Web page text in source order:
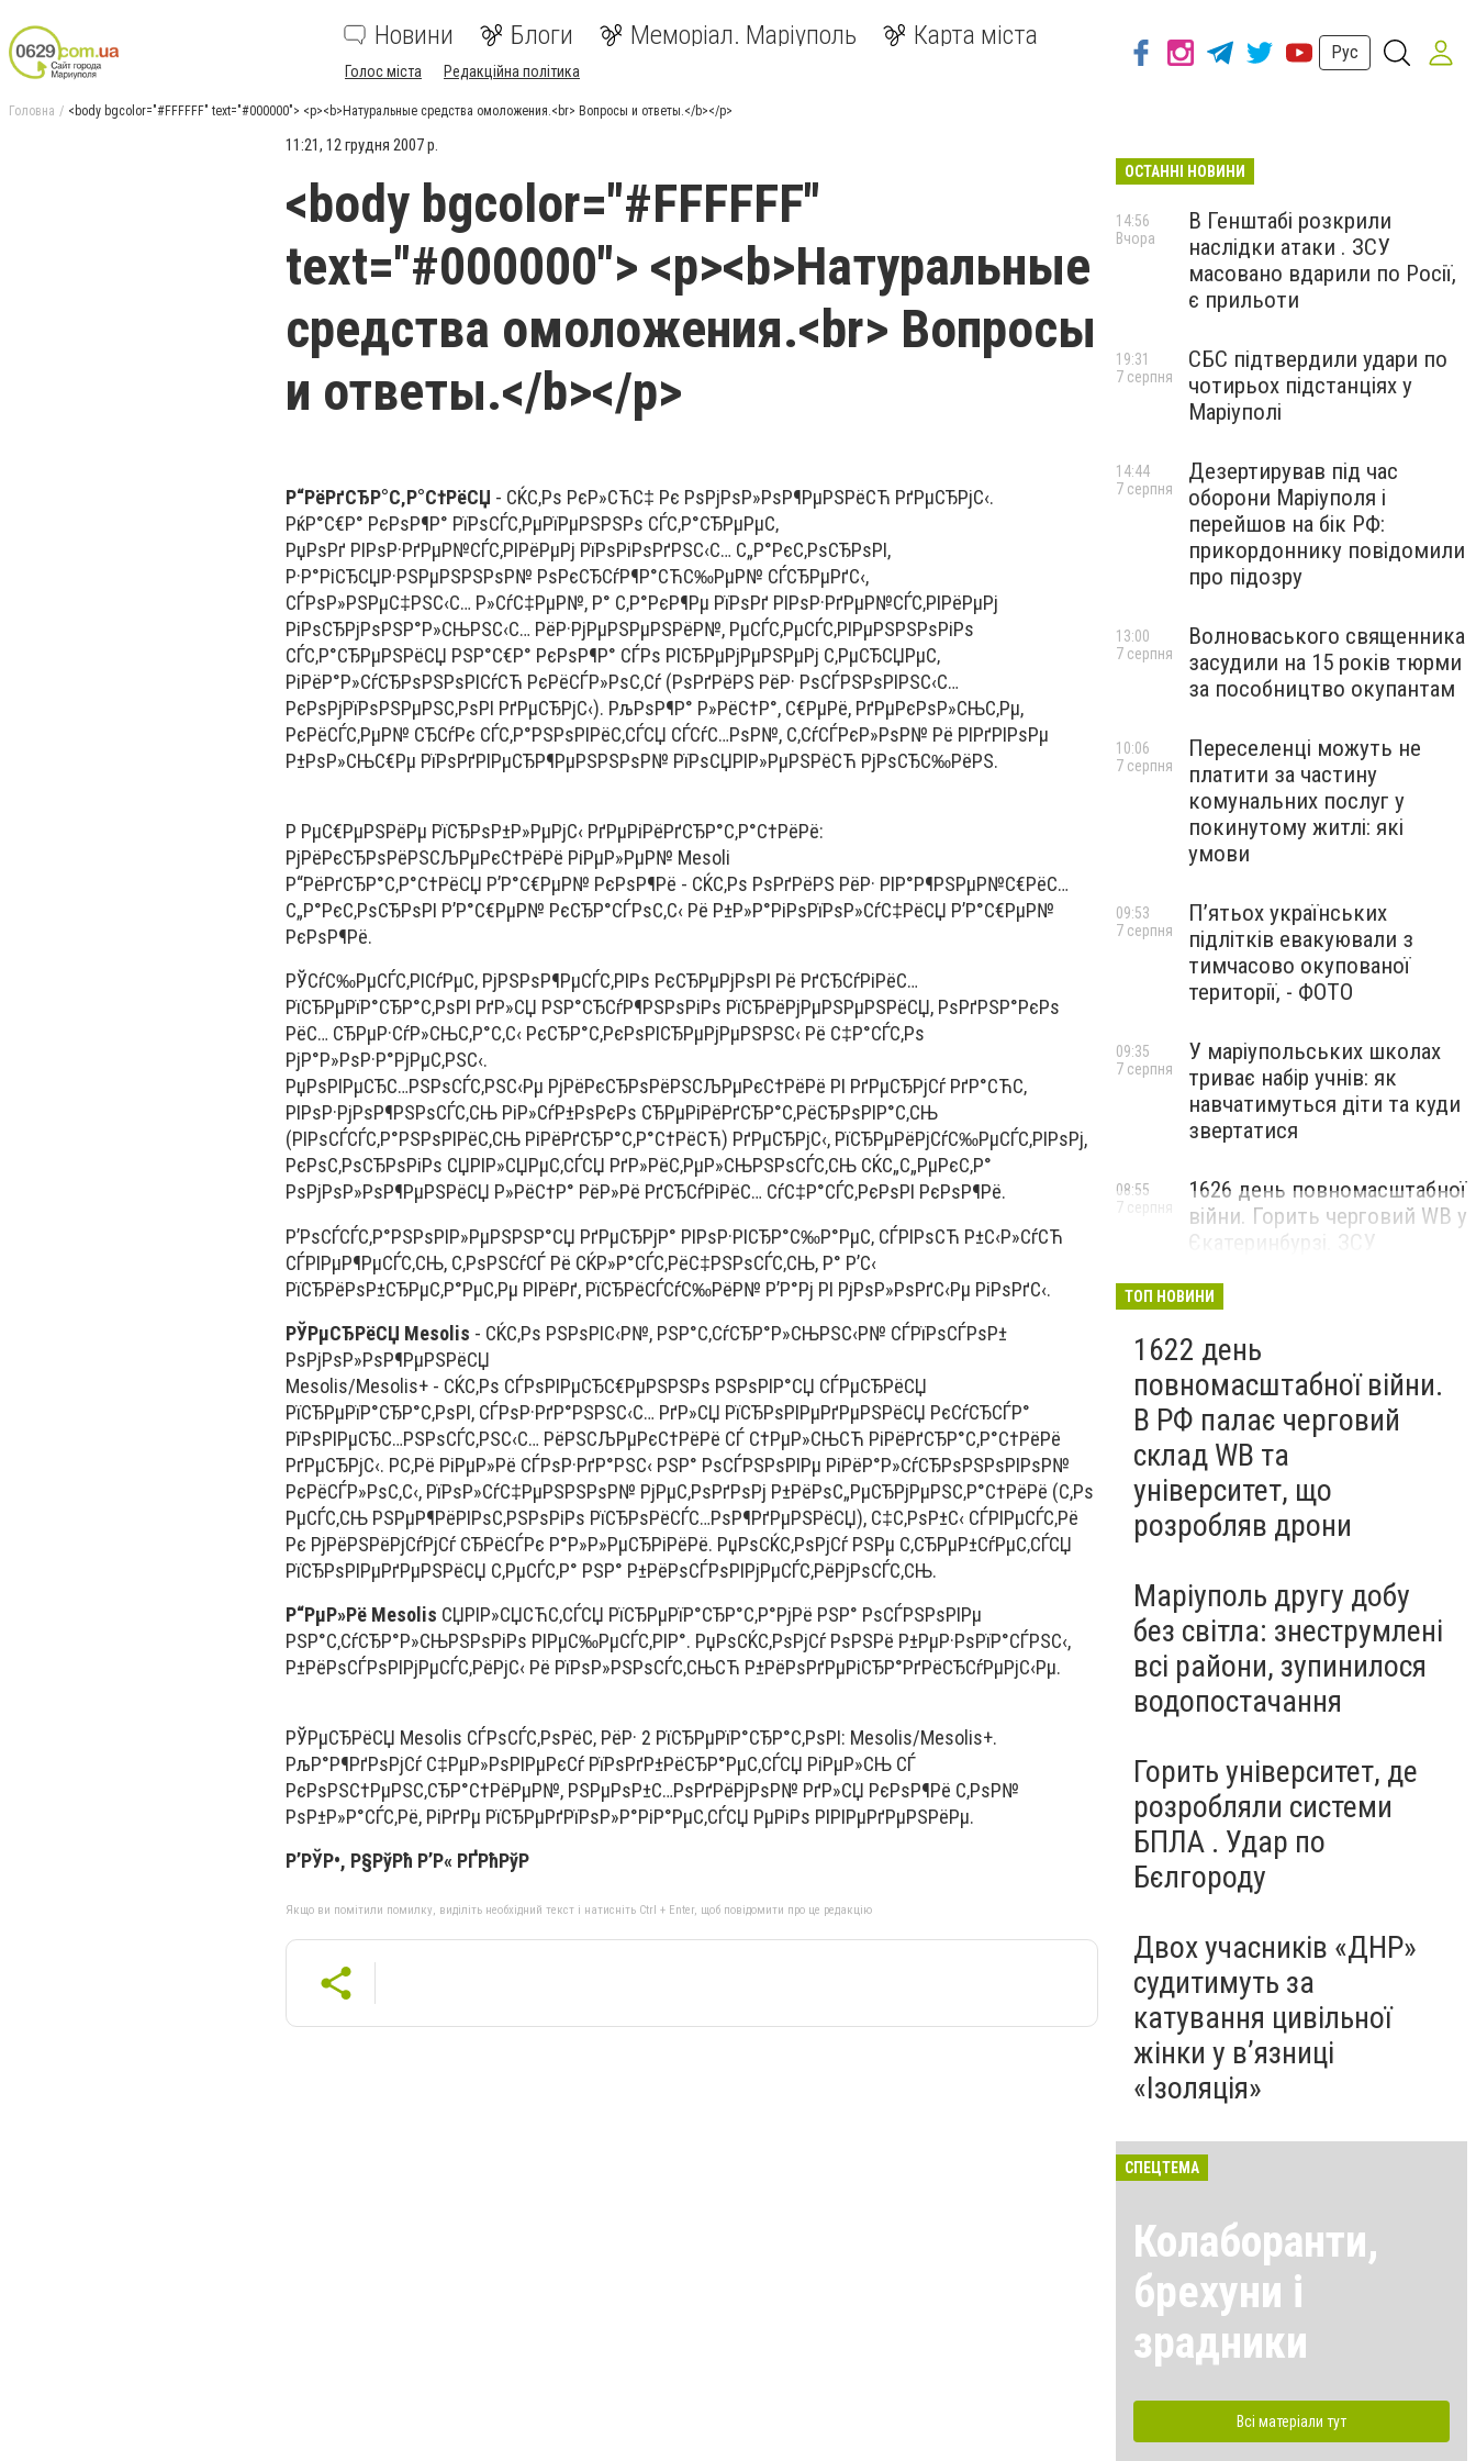
Новини Блоги Меморіал. Маріуполь Карта міста
Голос міста Редакційна політика
Рус
Головна <body bgcolor="#FFFFFF" text="#000000"> <p><b>Натуральные средства омоложения.<br> Вопросы и ответы.</b></p>
11:21, 12 грудня 2007 р.
<body bgcolor="#FFFFFF"
text="#000000"> <p><b>Натуральные
средства омоложения.<br> Вопросы
и ответы.</b></p>
Р“РёРґСЂР°С‚Р°С†РёСЏ - СЌС‚Рѕ РєР»СЋС‡ Рє РѕРјРѕР»РѕР¶РµРЅРёСЋ РґРµСЂРјС‹.
РќР°С€Р° РєРѕР¶Р° РїРѕСЃС‚РµРїРµРЅРЅРѕ СЃС‚Р°СЂРµРµС‚
РџРѕРґ РІРѕР·РґРµР№СЃС‚РІРёРµРј РїРѕРіРѕРґРЅС‹С… С„Р°РєС‚РѕСЂРѕРІ,
Р·Р°РіСЂСЏР·РЅРµРЅРЅРѕР№ РѕРєСЂСѓР¶Р°СЋС‰РµР№ СЃСЂРµРґС‹,
СЃРѕР»РЅРµС‡РЅС‹С… Р»СѓС‡РµР№, Р° С‚Р°РєР¶Рµ РїРѕРґ РІРѕР·РґРµР№СЃС‚РІРёРµРј
РіРѕСЂРјРѕРЅР°Р»СЊРЅС‹С… РёР·РјРµРЅРµРЅРёР№, РµСЃС‚РµСЃС‚РІРµРЅРЅРѕРіРѕ
СЃС‚Р°СЂРµРЅРёСЏ РЅР°С€Р° РєРѕР¶Р° СЃРѕ РІСЂРµРјРµРЅРµРј С‚РµСЂСЏРµС‚
РіРёР°Р»СѓСЂРѕРЅРѕРІСѓСЋ РєРёСЃР»РѕС‚Сѓ (РѕРґРёРЅ РёР· РѕСЃРЅРѕРІРЅС‹С…
РєРѕРјРїРѕРЅРµРЅС‚РѕРІ РґРµСЂРјС‹). РљРѕР¶Р° Р»РёС†Р°, С€РµРё, РґРµРєРѕР»СЊС‚Рµ,
РєРёСЃС‚РµР№ СЂСѓРє СЃС‚Р°РЅРѕРІРёС‚СЃСЏ СЃСѓС…РѕР№, С‚СѓСЃРєР»РѕР№ Рё РІРґРІРѕРµ
Р±РѕР»СЊС€Рµ РїРѕРґРІРµСЂР¶РµРЅРЅРѕР№ РїРѕСЏРІР»РµРЅРёСЋ РјРѕСЂС‰РёРЅ.
Р РµС€РµРЅРёРµ РїСЂРѕР±Р»РµРјС‹ РґРµРіРёРґСЂР°С‚Р°С†РёРё:
РјРёРєСЂРѕРёРЅСЉРµРєС†РёРё РіРµР»РµР№ Mesoli
Р“РёРґСЂР°С‚Р°С†РёСЏ Р’Р°С€РµР№ РєРѕР¶Рё - СЌС‚Рѕ РѕРґРёРЅ РёР· РІР°Р¶РЅРµР№С€РёС…
С„Р°РєС‚РѕСЂРѕРІ Р’Р°С€РµР№ РєСЂР°СЃРѕС‚С‹ Рё Р±Р»Р°РіРѕРїРѕР»СѓС‡РёСЏ Р’Р°С€РµР№
РєРѕР¶Рё.
РЎСѓС‰РµСЃС‚РІСѓРµС‚ РјРЅРѕР¶РµСЃС‚РІРѕ РєСЂРµРјРѕРІ Рё РґСЂСѓРіРёС…
РїСЂРµРїР°СЂР°С‚РѕРІ РґР»СЏ РЅР°СЂСѓР¶РЅРѕРіРѕ РїСЂРёРјРµРЅРµРЅРёСЏ, РѕРґРЅР°РєРѕ
РёС… СЂРµР·СѓР»СЊС‚Р°С‚С‹ РєСЂР°С‚РєРѕРІСЂРµРјРµРЅРЅС‹ Рё С‡Р°СЃС‚Рѕ
РјР°Р»РѕР·Р°РјРµС‚РЅС‹.
РџРѕРІРµСЂС…РЅРѕСЃС‚РЅС‹Рµ РјРёРєСЂРѕРёРЅСЉРµРєС†РёРё РІ РґРµСЂРјСѓ РґР°СЋС‚
РІРѕР·РјРѕР¶РЅРѕСЃС‚СЊ РіР»СѓР±РѕРєРѕ СЂРµРіРёРґСЂР°С‚РёСЂРѕРІР°С‚СЊ
(РІРѕСЃСЃС‚Р°РЅРѕРІРёС‚СЊ РіРёРґСЂР°С‚Р°С†РёСЋ) РґРµСЂРјС‹, РїСЂРµРёРјСѓС‰РµСЃС‚РІРѕРј,
РєРѕС‚РѕСЂРѕРіРѕ СЏРІР»СЏРµС‚СЃСЏ РґР»РёС‚РµР»СЊРЅРѕСЃС‚СЊ СЌС„С„РµРєС‚Р°
РѕРјРѕР»РѕР¶РµРЅРёСЏ Р»РёС†Р° РёР»Рё РґСЂСѓРіРёС… СѓС‡Р°СЃС‚РєРѕРІ РєРѕР¶Рё.
Р’РѕСЃСЃС‚Р°РЅРѕРІР»РµРЅРЅР°СЏ РґРµСЂРјР° РІРѕР·РІСЂР°С‰Р°РµС‚ СЃРІРѕСЋ Р±С‹Р»СѓСЋ
СЃРІРµР¶РµСЃС‚СЊ, С‚РѕРЅСѓСЃ Рё СЌР»Р°СЃС‚РёС‡РЅРѕСЃС‚СЊ, Р° Р’С‹
РїСЂРёРѕР±СЂРµС‚Р°РµС‚Рµ РІРёРґ, РїСЂРёСЃСѓС‰РёР№ Р’Р°Рј РІ РјРѕР»РѕРґС‹Рµ РіРѕРґС‹.
РЎРµСЂРёСЏ Mesolis - СЌС‚Рѕ РЅРѕРІС‹Р№, РЅР°С‚СѓСЂР°Р»СЊРЅС‹Р№ СЃРїРѕСЃРѕР±
РѕРјРѕР»РѕР¶РµРЅРёСЏ
Mesolis/Mesolis+ - СЌС‚Рѕ СЃРѕРІРµСЂС€РµРЅРЅРѕ РЅРѕРІР°СЏ СЃРµСЂРёСЏ
РїСЂРµРїР°СЂР°С‚РѕРІ, СЃРѕР·РґР°РЅРЅС‹С… РґР»СЏ РїСЂРѕРІРµРґРµРЅРёСЏ РєСѓСЂСЃР°
РїРѕРІРµСЂС…РЅРѕСЃС‚РЅС‹С… РёРЅСЉРµРєС†РёРё СЃ С†РµР»СЊСЋ РіРёРґСЂР°С‚Р°С†РёРё
РґРµСЂРјС‹. Р­С‚Рё РіРµР»Рё СЃРѕР·РґР°РЅС‹ РЅР° РѕСЃРЅРѕРІРµ РіРёР°Р»СѓСЂРѕРЅРѕРІРѕР№
РєРёСЃР»РѕС‚С‹, РїРѕР»СѓС‡РµРЅРЅРѕР№ РјРµС‚РѕРґРѕРј Р±РёРѕС„РµСЂРјРµРЅС‚Р°С†РёРё (С‚Рѕ
РµСЃС‚СЊ РЅРµР¶РёРІРѕС‚РЅРѕРіРѕ РїСЂРѕРёСЃС…РѕР¶РґРµРЅРёСЏ), С‡С‚РѕР±С‹ СЃРІРµСЃС‚Рё
Рє РјРёРЅРёРјСѓРјСѓ СЂРёСЃРє Р°Р»Р»РµСЂРіРёРё. РџРѕСЌС‚РѕРјСѓ РЅРµ С‚СЂРµР±СѓРµС‚СЃСЏ
РїСЂРѕРІРµРґРµРЅРёСЏ С‚РµСЃС‚Р° РЅР° Р±РёРѕСЃРѕРІРјРµСЃС‚РёРјРѕСЃС‚СЊ.
Р“РµР»Рё Mesolis СЏРІР»СЏСЋС‚СЃСЏ РїСЂРµРїР°СЂР°С‚Р°РјРё РЅР° РѕСЃРЅРѕРІРµ
РЅР°С‚СѓСЂР°Р»СЊРЅРѕРіРѕ РІРµС‰РµСЃС‚РІР°. РџРѕСЌС‚РѕРјСѓ РѕРЅРё Р±РµР·РѕРїР°СЃРЅС‹,
Р±РёРѕСЃРѕРІРјРµСЃС‚РёРјС‹ Рё РїРѕР»РЅРѕСЃС‚СЊСЋ Р±РёРѕРґРµРіСЂР°РґРёСЂСѓРµРјС‹Рµ.
РЎРµСЂРёСЏ Mesolis СЃРѕСЃС‚РѕРёС‚ РёР· 2 РїСЂРµРїР°СЂР°С‚РѕРІ: Mesolis/Mesolis+.
РљР°Р¶РґРѕРјСѓ С‡РµР»РѕРІРµРєСѓ РїРѕРґР±РёСЂР°РµС‚СЃСЏ РіРµР»СЊ СЃ
РєРѕРЅС†РµРЅС‚СЂР°С†РёРµР№, РЅРµРѕР±С…РѕРґРёРјРѕР№ РґР»СЏ РєРѕР¶Рё С‚РѕР№
РѕР±Р»Р°СЃС‚Рё, РіРґРµ РїСЂРµРґРїРѕР»Р°РіР°РµС‚СЃСЏ РµРіРѕ РІРІРµРґРµРЅРёРµ.
Р’РЎР•, Р§РўРћ Р’Р« РҐРћРўР
Якщо ви помітили помилку, виділіть необхідний текст і натисніть Ctrl + Enter, щоб повідомити про це редакцію
ОСТАННІ НОВИНИ
В Генштабі розкрили
наслідки атаки . ЗСУ
масовано вдарили по Росії,
є прильоти
14:56
Вчора
СБС підтвердили удари по
чотирьох підстанціях у
Маріуполі
19:31
7 серпня
Дезертирував під час
оборони Маріуполя і
перейшов на бік РФ:
прикордоннику повідомили
про підозру
14:44
7 серпня
Волноваського священника
засудили на 15 років тюрми
за пособництво окупантам
13:00
7 серпня
Переселенці можуть не
платити за частину
комунальних послуг у
покинутому житлі: які
умови
10:06
7 серпня
П’ятьох українських
підлітків евакуювали з
тимчасово окупованої
території, - ФОТО
09:53
7 серпня
У маріупольських школах
триває набір учнів: як
навчатимуться діти та куди
звертатися
09:35
7 серпня
1626 день повномасштабної
війни. Горить черговий WB у
Єкатеринбурзі. ЗСУ
Маріуполі
08:55
7 серпня
ТОП НОВИНИ
1622 день
повномасштабної війни.
В РФ палає черговий
склад WB та
університет, що
розробляв дрони
Маріуполь другу добу
без світла: знеструмлені
всі райони, зупинилося
водопостачання
Горить університет, де
розробляли системи
БПЛА . Удар по
Бєлгороду
Двох учасників «ДНР»
судитимуть за
катування цивільної
жінки у в’язниці
«Ізоляція»
СПЕЦТЕМА
Колаборанти,
брехуни і
зрадники
Всі матеріали тут